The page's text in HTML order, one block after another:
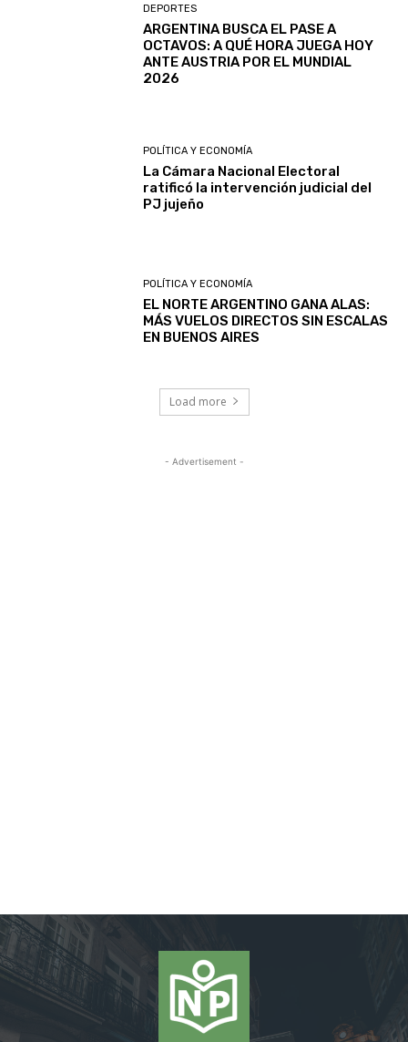
DEPORTES
ARGENTINA BUSCA EL PASE A
OCTAVOS: A QUÉ HORA JUEGA HOY
ANTE AUSTRIA POR EL MUNDIAL
2026
POLÍTICA Y ECONOMÍA
La Cámara Nacional Electoral
ratificó la intervención judicial del
PJ jujeño
POLÍTICA Y ECONOMÍA
EL NORTE ARGENTINO GANA ALAS:
MÁS VUELOS DIRECTOS SIN ESCALAS
EN BUENOS AIRES
Load more
- Advertisement -